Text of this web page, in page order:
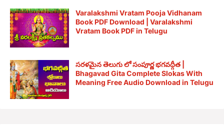
Varalakshmi Vratam Pooja Vidhanam
Book PDF Download | Varalakshmi
Vratam Book PDF in Telugu
సరళమైన తెలుగు లో సంపూర్ణ భగవద్గీత |
Bhagavad Gita Complete Slokas With
Meaning Free Audio Download in Telugu